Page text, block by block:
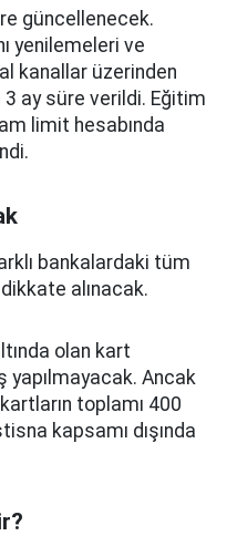
güncellenecek.
yenilemeleri ve
kanallar üzerinden
ay süre verildi. Eğitim
limit hesabında
bankalardaki tüm
alınacak.
olan kart
Ancak
toplamı 400
kapsamı dışında